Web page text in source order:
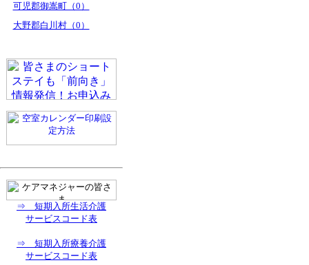
可児郡御嵩町（0）
大野郡白川村（0）
⇒ 短期入所生活介護
サービスコード表
⇒ 短期入所療養介護
サービスコード表